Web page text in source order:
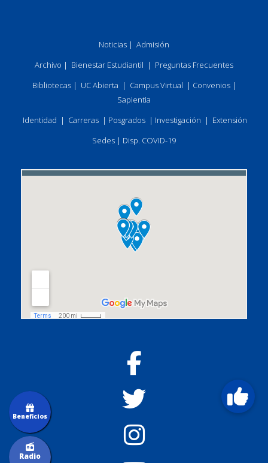
Noticias | Admisión
Archivo | Bienestar Estudiantil | Preguntas Frecuentes
Bibliotecas| UC Abierta | Campus Virtual | Convenios|
Sapientia
Identidad | Carreras | Posgrados | Investigación | Extensión
Sedes | Disp. COVID-19
Radio
Beneficios